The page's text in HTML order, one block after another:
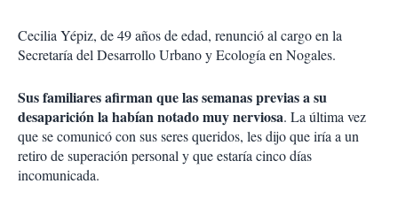
Cecilia Yépiz, de 49 años de edad, renunció al cargo en la
Secretaría del Desarrollo Urbano y Ecología en Nogales.
Sus familiares afirman que las semanas previas a su
desaparición la habían notado muy nerviosa. La última vez
que se comunicó con sus seres queridos, les dijo que iría a un
retiro de superación personal y que estaría cinco días
incomunicada.